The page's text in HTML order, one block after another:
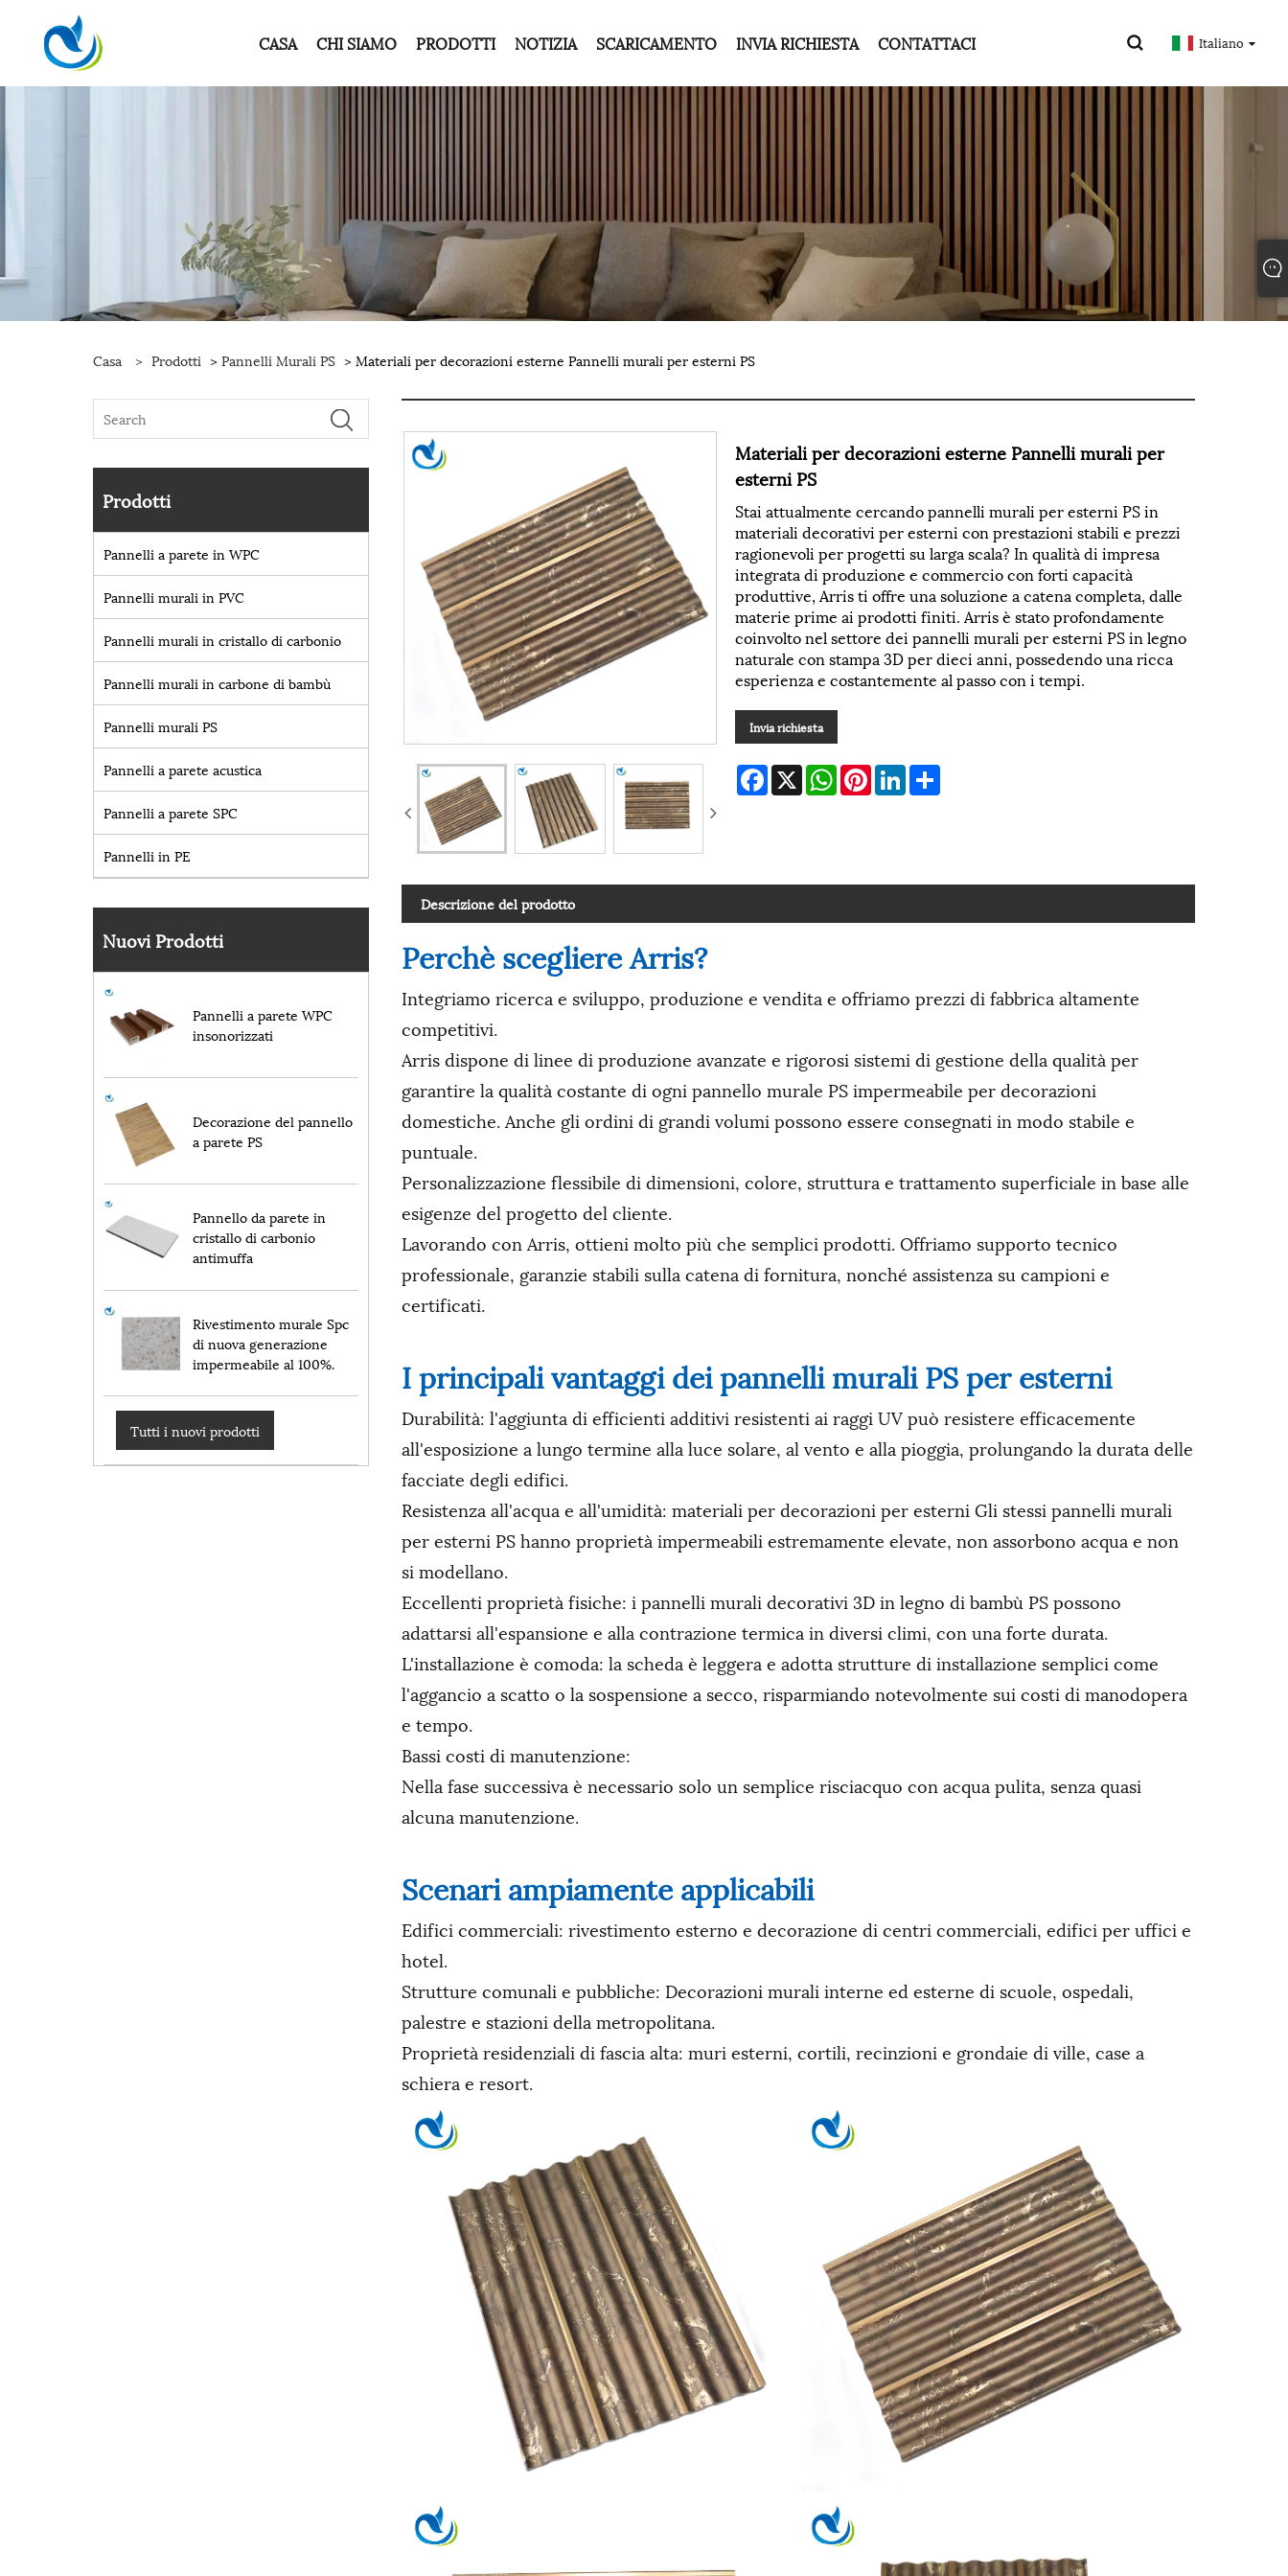
CASA CHI SIAMO PRODOTTI NOTIZIA SCARICAMENTO INVIA RICHIESTA CONTATTACI Italiano
Casa > Prodotti > Pannelli Murali PS > Materiali per decorazioni esterne Pannelli murali per esterni PS
Prodotti
Pannelli a parete in WPC
Pannelli murali in PVC
Pannelli murali in cristallo di carbonio
Pannelli murali in carbone di bambù
Pannelli murali PS
Pannelli a parete acustica
Pannelli a parete SPC
Pannelli in PE
Nuovi Prodotti
Pannelli a parete WPC
insonorizzati
Decorazione del pannello
a parete PS
Pannello da parete in
cristallo di carbonio
antimuffa
Rivestimento murale Spc
di nuova generazione
impermeabile al 100%.
Tutti i nuovi prodotti
Materiali per decorazioni esterne Pannelli murali per
esterni PS
Stai attualmente cercando pannelli murali per esterni PS in
materiali decorativi per esterni con prestazioni stabili e prezzi
ragionevoli per progetti su larga scala? In qualità di impresa
integrata di produzione e commercio con forti capacità
produttive, Arris ti offre una soluzione a catena completa, dalle
materie prime ai prodotti finiti. Arris è stato profondamente
coinvolto nel settore dei pannelli murali per esterni PS in legno
naturale con stampa 3D per dieci anni, possedendo una ricca
esperienza e costantemente al passo con i tempi.
Invia richiesta
Facebook
X WhatsAppPinterestLinkedInShare
Descrizione del prodotto
Perchè scegliere Arris?
Integriamo ricerca e sviluppo, produzione e vendita e offriamo prezzi di fabbrica altamente
competitivi.
Arris dispone di linee di produzione avanzate e rigorosi sistemi di gestione della qualità per
garantire la qualità costante di ogni pannello murale PS impermeabile per decorazioni
domestiche. Anche gli ordini di grandi volumi possono essere consegnati in modo stabile e
puntuale.
Personalizzazione flessibile di dimensioni, colore, struttura e trattamento superficiale in base alle
esigenze del progetto del cliente.
Lavorando con Arris, ottieni molto più che semplici prodotti. Offriamo supporto tecnico
professionale, garanzie stabili sulla catena di fornitura, nonché assistenza su campioni e
certificati.
I principali vantaggi dei pannelli murali PS per esterni
Durabilità: l'aggiunta di efficienti additivi resistenti ai raggi UV può resistere efficacemente
all'esposizione a lungo termine alla luce solare, al vento e alla pioggia, prolungando la durata delle
facciate degli edifici.
Resistenza all'acqua e all'umidità: materiali per decorazioni per esterni Gli stessi pannelli murali
per esterni PS hanno proprietà impermeabili estremamente elevate, non assorbono acqua e non
si modellano.
Eccellenti proprietà fisiche: i pannelli murali decorativi 3D in legno di bambù PS possono
adattarsi all'espansione e alla contrazione termica in diversi climi, con una forte durata.
L'installazione è comoda: la scheda è leggera e adotta strutture di installazione semplici come
l'aggancio a scatto o la sospensione a secco, risparmiando notevolmente sui costi di manodopera
e tempo.
Bassi costi di manutenzione:
Nella fase successiva è necessario solo un semplice risciacquo con acqua pulita, senza quasi
alcuna manutenzione.
Scenari ampiamente applicabili
Edifici commerciali: rivestimento esterno e decorazione di centri commerciali, edifici per uffici e
hotel.
Strutture comunali e pubbliche: Decorazioni murali interne ed esterne di scuole, ospedali,
palestre e stazioni della metropolitana.
Proprietà residenziali di fascia alta: muri esterni, cortili, recinzioni e grondaie di ville, case a
schiera e resort.